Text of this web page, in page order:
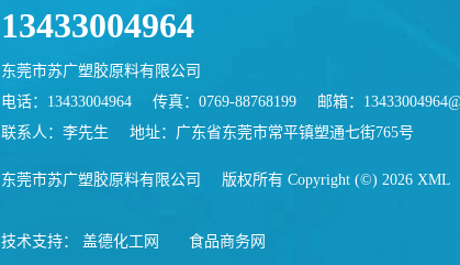
13433004964
东莞市苏广塑胶原料有限公司
电话：13433004964
传真：0769-88768199 邮箱：
联系人：李先生
地址：广东省东莞市常平镇塑通七街765号
东莞市苏广塑胶原料有限公司 版权所有 Copyright (©) 2026 XML
技术支持： 盖德化工网 食品商务网